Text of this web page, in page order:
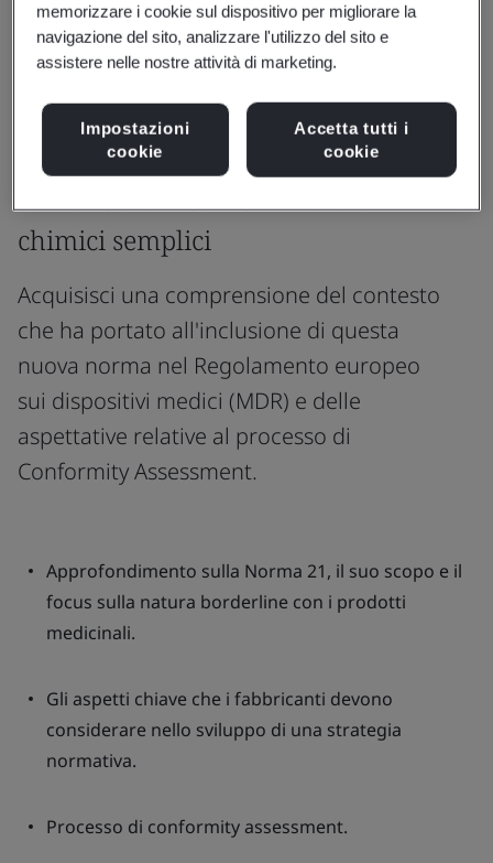
Condividi:
La Norma 21 stabilisce che la
modalità d'azione principale
avviene tramite mezzi fisici o
chimici semplici
Acquisisci una comprensione del contesto
che ha portato all'inclusione di questa
nuova norma nel Regolamento europeo
sui dispositivi medici (MDR) e delle
aspettative relative al processo di
Conformity Assessment.
Approfondimento sulla Norma 21, il suo scopo e il
focus sulla natura borderline con i prodotti
medicinali.
Gli aspetti chiave che i fabbricanti devono
considerare nello sviluppo di una strategia
normativa.
Processo di conformity assessment.
memorizzare i cookie sul dispositivo per migliorare la
navigazione del sito, analizzare l'utilizzo del sito e
assistere nelle nostre attività di marketing.
Impostazioni
cookie
Accetta tutti i
cookie